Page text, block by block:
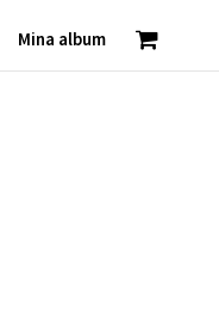
Mina album